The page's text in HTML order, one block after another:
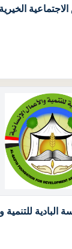
الخيرية
البادية للتنمية